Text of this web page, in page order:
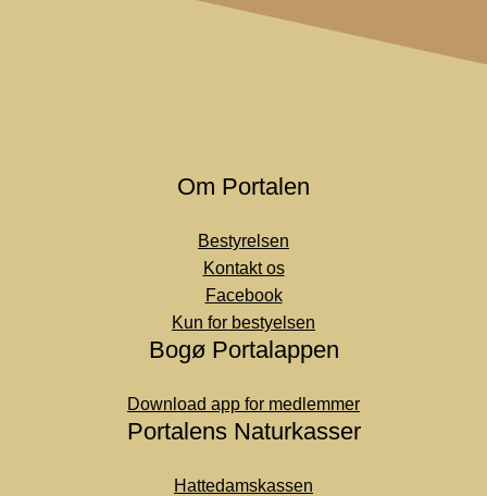
Om Portalen
Bestyrelsen
Kontakt os
Facebook
Kun for bestyelsen
Bogø Portalappen
Download app for medlemmer
Portalens Naturkasser
Hattedamskassen